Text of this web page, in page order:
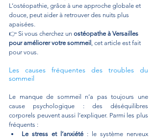
L’ostéopathie, grâce à une approche globale et
douce, peut aider à retrouver des nuits plus
apaisées.
👉 Si vous cherchez un ostéopathe à Versailles
pour améliorer votre sommeil , cet article est fait
pour vous.
Les causes fréquentes des troubles du
sommeil
Le manque de sommeil n’a pas toujours une
cause psychologique : des déséquilibres
corporels peuvent aussi l’expliquer. Parmi les plus
fréquents :
Le stress et l’anxiété : le système nerveux